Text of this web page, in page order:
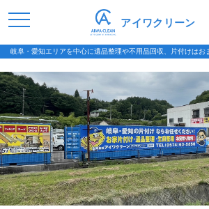
岐阜・愛知エリアを中心に遺品整理や不用品回収、片付けはお
アイワクリーン